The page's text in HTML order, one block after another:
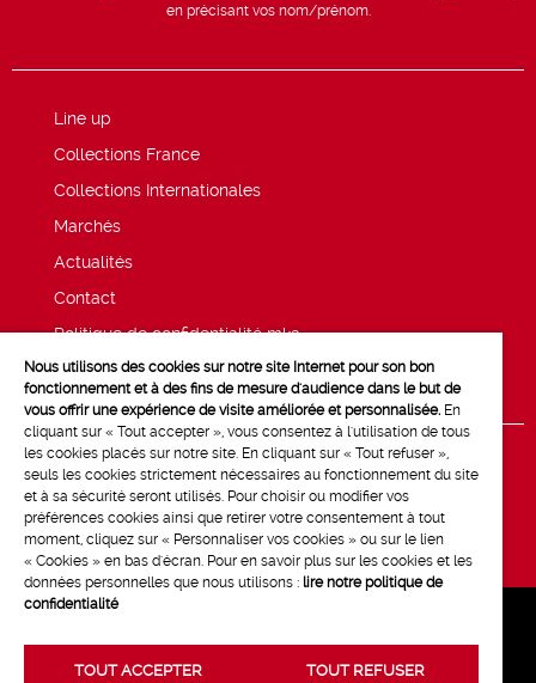
en précisant vos nom/prénom.
Line up
Collections France
Collections Internationales
Marchés
Actualités
Contact
Politique de confidentialité mk2
Mentions légales
Nous utilisons des cookies sur notre site Internet pour son bon
fonctionnement et à des fins de mesure d'audience dans le but de
vous offrir une expérience de visite améliorée et personnalisée. En
cliquant sur « Tout accepter », vous consentez à l'utilisation de tous
les cookies placés sur notre site. En cliquant sur « Tout refuser »,
seuls les cookies strictement nécessaires au fonctionnement du site
et à sa sécurité seront utilisés. Pour choisir ou modifier vos
préférences cookies ainsi que retirer votre consentement à tout
moment, cliquez sur « Personnaliser vos cookies » ou sur le lien
« Cookies » en bas d'écran. Pour en savoir plus sur les cookies et les
données personnelles que nous utilisons : lire notre politique de
confidentialité
TOUT ACCEPTER TOUT REFUSER